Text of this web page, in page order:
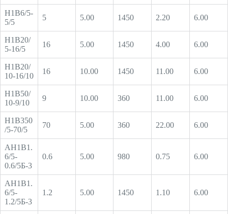
Н1В6/5-
5/5
5 5.00 1450 2.20 6.00
Н1В20/
5-16/5
16 5.00 1450 4.00 6.00
Н1В20/
10-16/10
16 10.00 1450 11.00 6.00
Н1В50/
10-9/10
9 10.00 360 11.00 6.00
Н1В350
/5-70/5
70 5.00 360 22.00 6.00
АН1В1.
6/5-
0.6/5Б-3
0.6 5.00 980 0.75 6.00
АН1В1.
6/5-
1.2/5Б-3
1.2 5.00 1450 1.10 6.00